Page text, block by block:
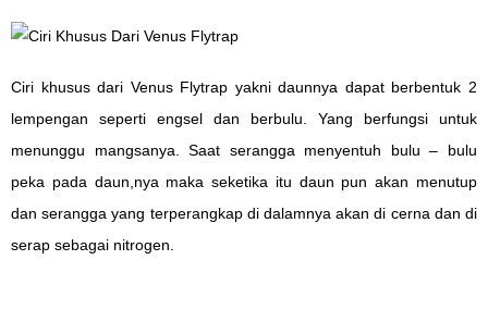
Ciri khusus dari Venus Flytrap yakni daunnya dapat berbentuk 2
lempengan seperti engsel dan berbulu. Yang berfungsi untuk
menunggu mangsanya. Saat serangga menyentuh bulu – bulu
peka pada daun,nya maka seketika itu daun pun akan menutup
dan serangga yang terperangkap di dalamnya akan di cerna dan di
serap sebagai nitrogen.